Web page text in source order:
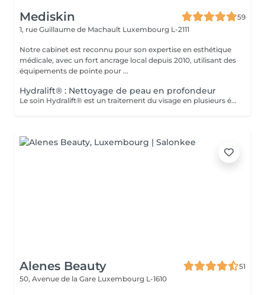
Mediskin
59
1, rue Guillaume de Machault Luxembourg L-2111
Notre cabinet est reconnu pour son expertise en esthétique
médicale, avec un fort ancrage local depuis 2010, utilisant des
équipements de pointe pour ...
Hydralift® : Nettoyage de peau en profondeur
Le soin Hydralift® est un traitement du visage en plusieurs étapes, conçu pour nettoyer, exfolier et hydrater en profondeur. Il s'agit d'une méthode de réjuvénation cutanée utilisant des agents hydratants et liftants pour améliorer l'apparence et la texture de la peau. Avantages : -Hydratation en profondeur et amélioration de l'élasticité de la peau. -Réduction des rides et des ridules. -Réduction des imperfections cutaées -Cernes Adaptabilité : -Le soin Hydralift® est adapté à tous les types de peaux et est très populaire pour ses bienfaits sur la peau. Complément de Soin: - Pour optimiser les résultats du soin et limiter l'éviction sociale, une séance de luminothérapie est incluse. Celle-ci aide à réduire les inflammations, stimuler la production de collagène et améliorer la cicatrisation de la peau. Contre-indications : -Déconseillé aux femmes enceintes ou allaitantes. Lors de la première séance, nous établirons ensemble vos objectifs et déterminerons le type de peeling le plus adapté à votre peau. Pour toute question, n'hésitez pas à nous contacter ou réserver un rendez-vous conseil gratuit.
Alenes Beauty
51
50, Avenue de la Gare Luxembourg L-1610